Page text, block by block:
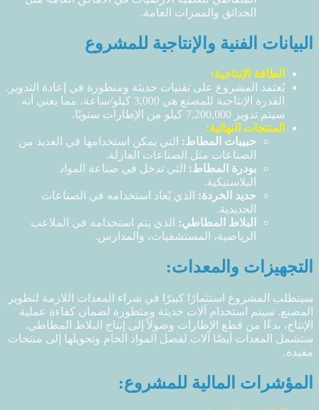
الحدائق والممرات العامة.
البيانات الفنية والإنتاجية للمشروع
الطاقة الإنتاجية:
يُعتمد المشروع على تقنيات حديثة ومتطورة في إعادة التدوير.
القدرة الإنتاجية للمصنع هي 3,000 كيلو/ساعة، مما يعني أنه
سيتم تدوير 7,200,000 كيلو من الإطارات سنويًا.
المنتجات النهائية:
حبيبات المطاط: التي يمكن استخدامها في العديد من
الصناعات مثل الصناعات العازلة.
بودرة المطاط: التي تدخل في صناعة المواد
البلاستيكية.
حديد الخردة: الذي يُعاد استخدامه في الصناعات
الحديدية.
البلاط المطاطي: الذي يتم استخدامه في الملاعب
الرياضية، المستشفيات، والمدارس.
التجهيزات والمعدات:
سيتطلب المشروع استثمارًا كبيرًا في شراء المعدات اللازمة لتطوير
المصنع. سيتم استخدام آلات حديثة ومتطورة لضمان كفاءة عملية
الإنتاج، بدءًا من قطع الإطارات وصولاً إلى إنتاج البلاط المطاطي.
ستشمل المعدات أيضًا آلات لفصل المواد الخام وتحويلها إلى منتجات
مفيدة.
المؤشرات المالية للمشروع: